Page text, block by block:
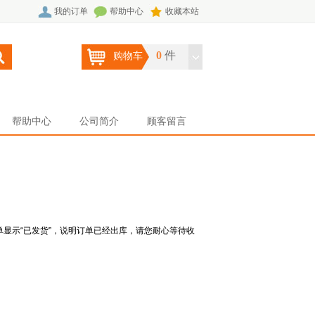
我的订单 帮助中心 收藏本站
购物车 0 件
帮助中心 公司简介 顾客留言
示“已发货”，说明订单已经出库，请您耐心等待收